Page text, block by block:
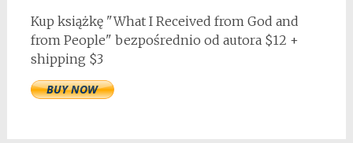
Kup książkę "What I Received from God and
from People" bezpośrednio od autora $12 +
shipping $3